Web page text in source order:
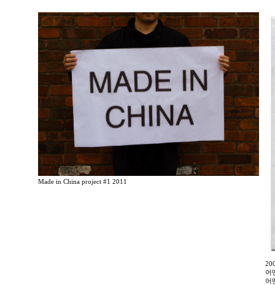
Made in China project #1 2011
어
어